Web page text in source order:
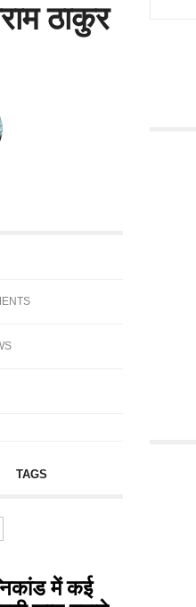
ठाकुर
TAGS
में कई